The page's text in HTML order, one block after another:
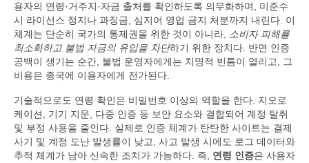
용자의 연령·거주지·자금 출처를 확인하도록 의무화하며, 미준수
시 라이선스 정지나 과징금, 심지어 영업 금지 처분까지 내린다. 이
체계는 단순히 국가의 통제권을 위한 것이 아니라,
소비자 피해를
최소화하고 불법 자금의 유입을 차단하기 위한 장치다. 반면 인증
공백이 생기는 순간, 불법 운영자에게는 치명적 빈틈이 열리고, 그
비용은 종국에 이용자에게 전가된다.
기술적으로도 연령 확인은 비밀번호 이상의 역할을 한다. 지오로
케이션, 기기 지문, 다중 인증 등 보안 요소와 결합되어 계정 탈취
및 부정 사용을 줄인다. 실제로 인증 체계가 탄탄한 사이트는 결제
사기 및 계정 도난 발생률이 낮고, 사고 발생 시에도 로그 데이터와
추적 체계가 남아 신속한 조치가 가능하다. 즉, 연령 인증은 사용자